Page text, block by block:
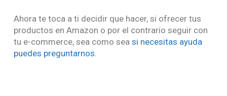
Ahora te toca a ti decidir que hacer, si ofrecer tus
productos en Amazon o por el contrario seguir con
tu e-commerce, sea como sea si necesitas ayuda
puedes preguntarnos.